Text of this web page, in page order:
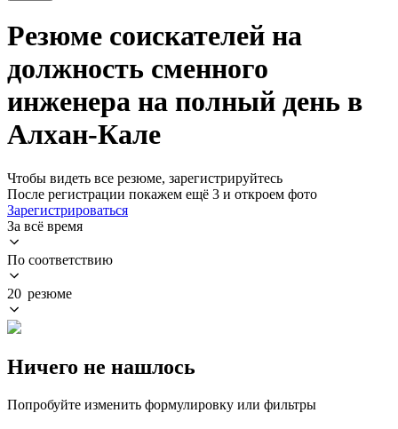
Резюме соискателей на
должность сменного
инженера на полный день в
Алхан-Кале
Чтобы видеть все резюме, зарегистрируйтесь
После регистрации покажем ещё 3 и откроем фото
Зарегистрироваться
За всё время
По соответствию
20 резюме
Ничего не нашлось
Попробуйте изменить формулировку или фильтры